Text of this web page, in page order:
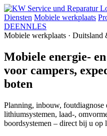
Diensten Mobiele werkplaats
DEENNLES
Mobiele werkplaats · Duitsland
Mobiele energie-
voor campers,
boten
Planning, inbouw, foutdiagnose
lithiumsystemen, laad-,
boordsystemen – direct bij u op